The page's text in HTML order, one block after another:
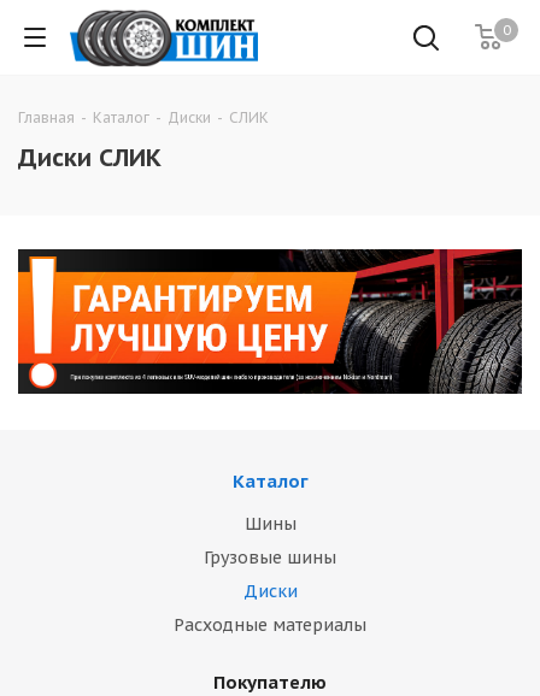
0
Главная - Каталог - Диски - СЛИК
Диски СЛИК
Каталог
Шины
Грузовые шины
Диски
Расходные материалы
Покупателю